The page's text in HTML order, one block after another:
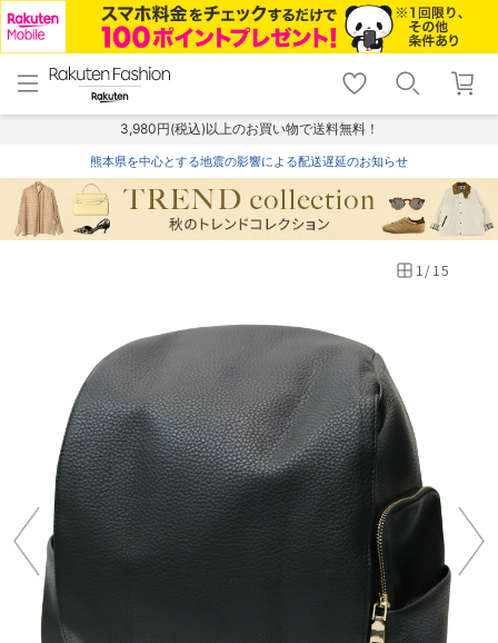
menu home
トップ
shopping_cart lock_outline
ログイン
3,980円(税込)以上のお買い物で送料無料！
熊本県を中心とする地震の影響による配送遅延のお知らせ
1/15